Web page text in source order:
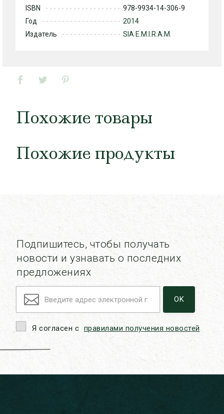
ISBN
978-9934-14-306-9
Год
2014
Издатель
SIA E.M.I.R.A.M.
Похожие товары
Похожие продукты
Подпишитесь, чтобы получать
новости и узнавать о последних
предложениях
Я согласен с правилами получения новостей